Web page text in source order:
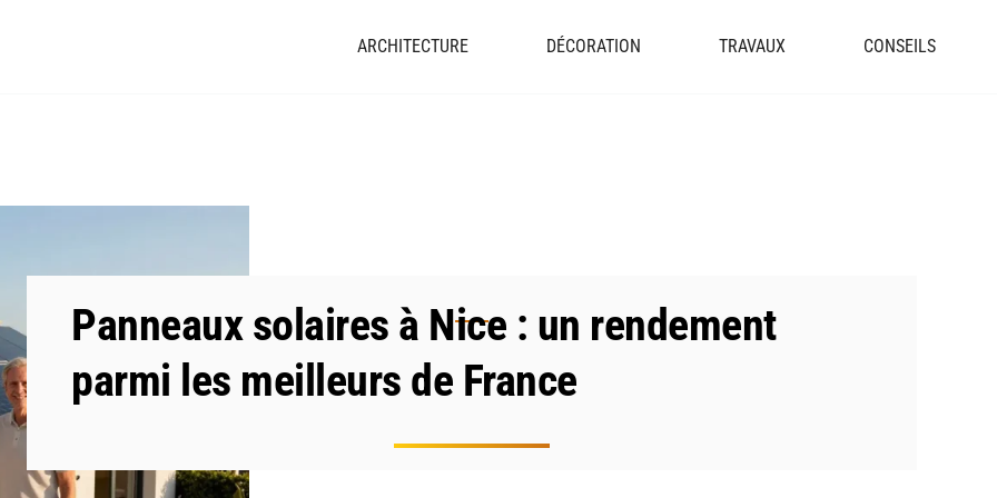
ARCHITECTURE DÉCORATION TRAVAUX CONSEILS
Panneaux solaires à Nice : un rendement
parmi les meilleurs de France